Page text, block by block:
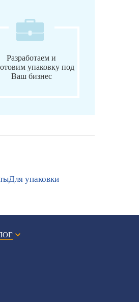
Разработаем и
упаковку под
Ваш бизнес
Для упаковки